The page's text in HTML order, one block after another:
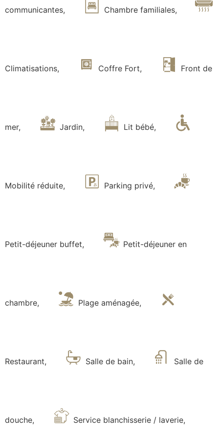
communicantes, Chambre familiales,
Climatisations, Coffre Fort, Front de
mer, Jardin, Lit bébé,
Mobilité réduite, Parking privé,
Petit-déjeuner buffet, Petit-déjeuner en
chambre, Plage aménagée,
Restaurant, Salle de bain, Salle de
douche, Service blanchisserie / laverie,